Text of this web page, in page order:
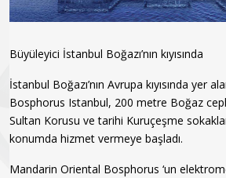
Büyüleyici İstanbul Boğazı’nın kıyısında
İstanbul Boğazı’nın Avrupa kıyısında yer
Bosphorus Istanbul, 200 metre Boğaz
Sultan Korusu ve tarihi Kuruçeşme
konumda hizmet vermeye başladı.
Mandarin Oriental Bosphorus ‘un